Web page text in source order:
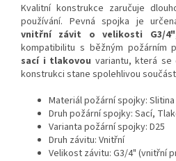
Kvalitní konstrukce zaručuje
používání. Pevná spojka je
vnitřní závit o velikosti G3/4"
kompatibilitu s běžným požárním
sací i tlakovou variantu, která
konstrukci stane spolehlivou
Materiál požární spojky: Slitina
Druh požární spojky: Sací,
Varianta požární spojky: D25
Druh závitu: Vnitřní
Velikost závitu: G3/4" (vnitřní